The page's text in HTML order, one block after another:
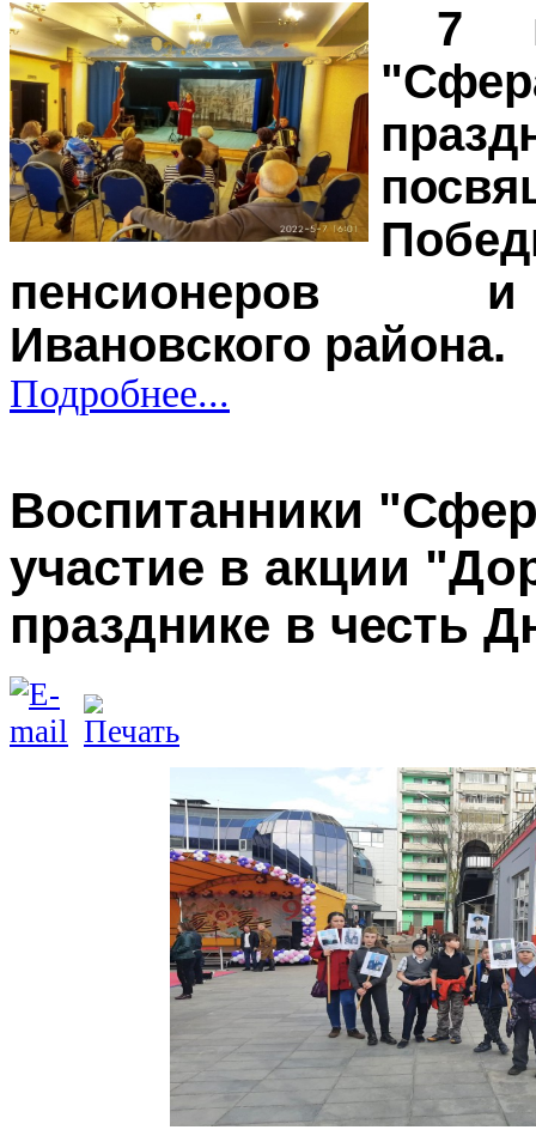
7
пенсионеров
Ивановского района.
Подробнее...
Воспитанники
участие в акции
празднике в честь